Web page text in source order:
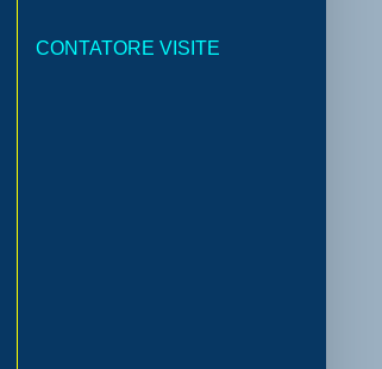
CONTATORE VISITE